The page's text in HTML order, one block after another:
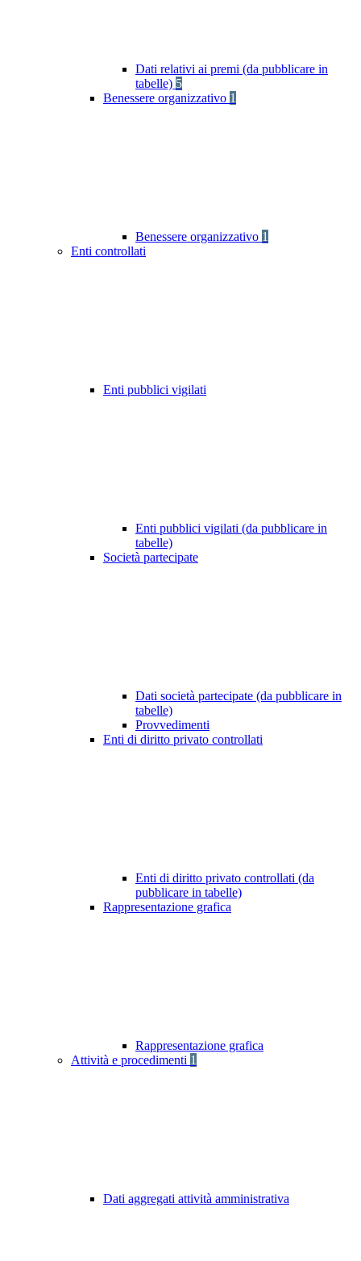
Dati relativi ai premi (da pubblicare in
tabelle) 5
Benessere organizzativo 1
Benessere organizzativo 1
Enti controllati
Enti pubblici vigilati
Enti pubblici vigilati (da pubblicare in
tabelle)
Società partecipate
Dati società partecipate (da pubblicare in
tabelle)
Provvedimenti
Enti di diritto privato controllati
Enti di diritto privato controllati (da
pubblicare in tabelle)
Rappresentazione grafica
Rappresentazione grafica
Attività e procedimenti 1
Dati aggregati attività amministrativa